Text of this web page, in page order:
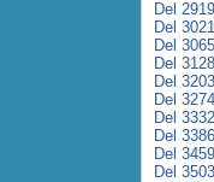
Del
Del
Del
Del
Del
Del
Del
Del
Del
Del